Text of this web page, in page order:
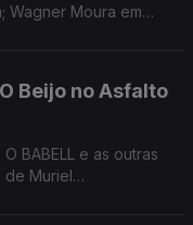
Wagner Moura em
Beijo no Asfalto
BABELL e as outras
de Muriel